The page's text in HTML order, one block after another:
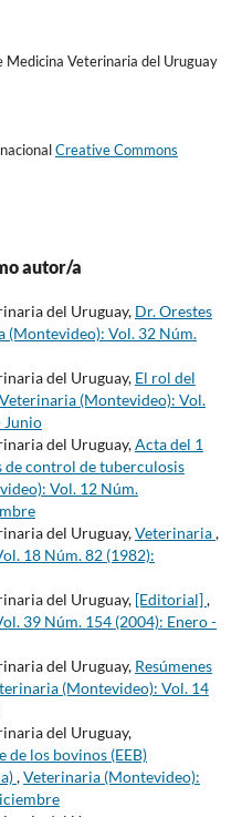
Medicina Veterinaria del Uruguay
Creative Commons
autor/a
del Uruguay, Dr. Orestes
(Montevideo): Vol. 32 Núm.
del Uruguay, El rol del
Veterinaria (Montevideo): Vol.
Junio
del Uruguay,Acta del 1
de control de tuberculosis
Vol. 12 Núm.
del Uruguay,Veterinaria,
18 Núm. 82 (1982):
del Uruguay, [Editorial],
39 Núm. 154 (2004): Enero -
del Uruguay, Resúmenes
(Montevideo): Vol. 14
del Uruguay,
de los bovinos (EEB)
,Veterinaria (Montevideo):